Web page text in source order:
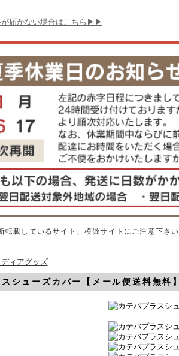
が届かない場合はこちら▶▶
載しているサイト、模倣サイトにご注意下さい
ィアグッズ
シューズカバー【メール便送料無料】